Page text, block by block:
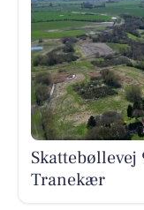
Skattebøllevej
Tranekær